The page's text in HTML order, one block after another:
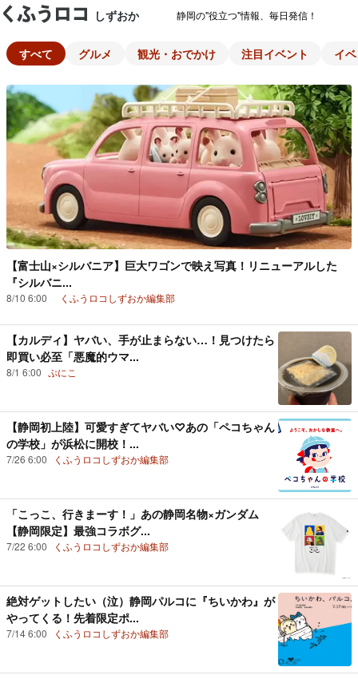
しずおか 静岡の"役立つ"情報、毎日発信！
すべて グルメ 観光・おでかけ 注目イベント イ
【富士山×シルバニア】巨大ワゴンで映え写真！リニューアルした
『シルバニ...
8/10 6:00 くふうロコしずおか編集部
【カルディ】ヤバい、手が止まらない…！見つけたら
即買い必至「悪魔的ウマ...
8/1 6:00 ぷにこ
【静岡初上陸】可愛すぎてヤバい♡あの「ペコちゃん
の学校」が浜松に開校！...
7/26 6:00 くふうロコしずおか編集部
「こっこ、行きまーす！」あの静岡名物×ガンダム
【静岡限定】最強コラボグ...
7/22 6:00 くふうロコしずおか編集部
絶対ゲットしたい（泣）静岡パルコに『ちいかわ』が
やってくる！先着限定ポ...
7/14 6:00 くふうロコしずおか編集部